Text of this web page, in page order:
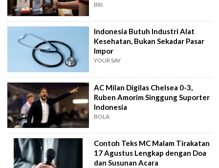
BRI
Indonesia Butuh Industri Alat
Kesehatan, Bukan Sekadar Pasar
Impor
YOUR SAY
AC Milan Digilas Chelsea 0-3,
Ruben Amorim Singgung Suporter
Indonesia
BOLA
Contoh Teks MC Malam Tirakatan
17 Agustus Lengkap dengan Doa
dan Susunan Acara